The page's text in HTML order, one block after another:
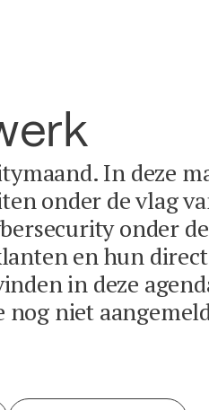
In deze
onder de vlag
onder de
en hun
in deze
niet